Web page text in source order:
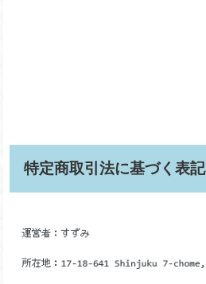
特定商取引法に基づく表記